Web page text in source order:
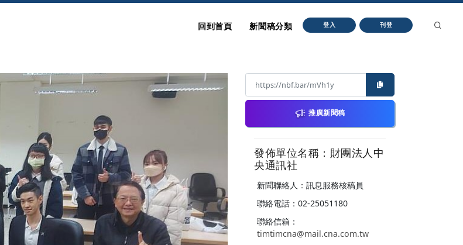
回到首頁 新聞稿分類 登入 刊登
推廣新聞稿
發佈單位名稱：財團法人中
央通訊社
新聞聯絡人：訊息服務核稿員
聯絡電話：02-25051180
聯絡信箱：
timtimcna@mail.cna.com.tw